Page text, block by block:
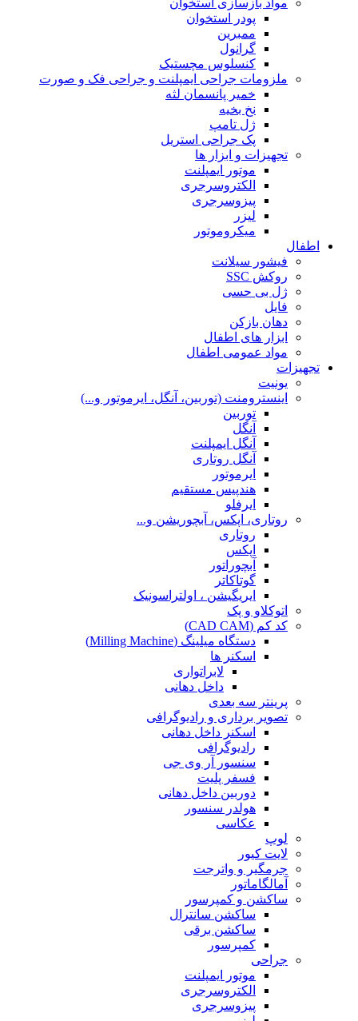
مواد بازسازی استخوان
پودر استخوان
ممبرین
گرانول
کنسلوس مچستیک
ملزومات جراحی ایمپلنت و جراحی فک و صورت
خمیر پانسمان لثه
نخ بخیه
ژل تامپ
پک جراحی استریل
تجهیزات و ابزار ها
موتور ایمپلنت
الکتروسرجری
پیزوسرجری
لیزر
میکروموتور
اطفال
فیشور سیلانت
روکش SSC
ژل بی حسی
فایل
دهان بازکن
ابزار های اطفال
مواد عمومی اطفال
تجهیزات
یونیت
اینسترومنت (توربین، آنگل، ایرموتور و...)
توربین
آنگل
آنگل ایمپلنت
آنگل روتاری
ایرموتور
هندپیس مستقیم
ایرفلو
روتاری، اپکس، آبچوریشن و...
روتاری
اپکس
آبچوراتور
گوتاکاتر
ایریگیشن ، اولتراسونیک
اتوکلاو و پک
کد کم (CAD CAM)
دستگاه میلینگ (Milling Machine)
اسکنر ها
لابراتواری
داخل دهانی
پرینتر سه بعدی
تصویر برداری و رادیوگرافی
اسکنر داخل دهانی
رادیوگرافی
سنسور آر وی جی
فسفر پلیت
دوربین داخل دهانی
هولدر سنسور
عکاسی
لوپ
لایت کیور
جرمگیر و واترجت
آمالگاماتور
ساکشن و کمپرسور
ساکشن سانترال
ساکشن برقی
کمپرسور
جراحی
موتور ایمپلنت
الکتروسرجری
پیزوسرجری